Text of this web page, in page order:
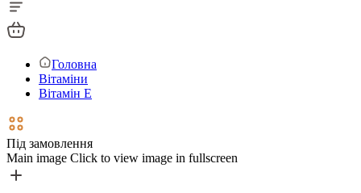
Головна
Вітаміни
Вітамін Е
Під замовлення
Main image Click to view image in fullscreen